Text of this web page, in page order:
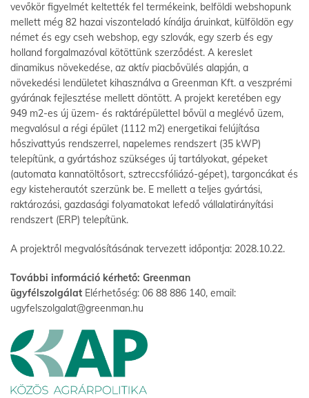
vevőkör figyelmét keltették fel termékeink, belföldi webshopunk
mellett még 82 hazai viszonteladó kínálja áruinkat, külföldön egy
német és egy cseh webshop, egy szlovák, egy szerb és egy
holland forgalmazóval kötöttünk szerződést. A kereslet
dinamikus növekedése, az aktív piacbővülés alapján, a
növekedési lendületet kihasználva a Greenman Kft. a veszprémi
gyárának fejlesztése mellett döntött. A projekt keretében egy
949 m2-es új üzem- és raktárépülettel bővül a meglévő üzem,
megvalósul a régi épület (1112 m2) energetikai felújítása
hőszivattyús rendszerrel, napelemes rendszert (35 kWP)
telepítünk, a gyártáshoz szükséges új tartályokat, gépeket
(automata kannatöltősort, sztreccsfóliázó-gépet), targoncákat és
egy kisteherautót szerzünk be. E mellett a teljes gyártási,
raktározási, gazdasági folyamatokat lefedő vállalatirányítási
rendszert (ERP) telepítünk.
A projektről megvalósításának tervezett időpontja: 2028.10.22.
További információ kérhető: Greenman
ügyfélszolgálat Elérhetőség: 06 88 886 140, email:
ugyfelszolgalat@greenman.hu